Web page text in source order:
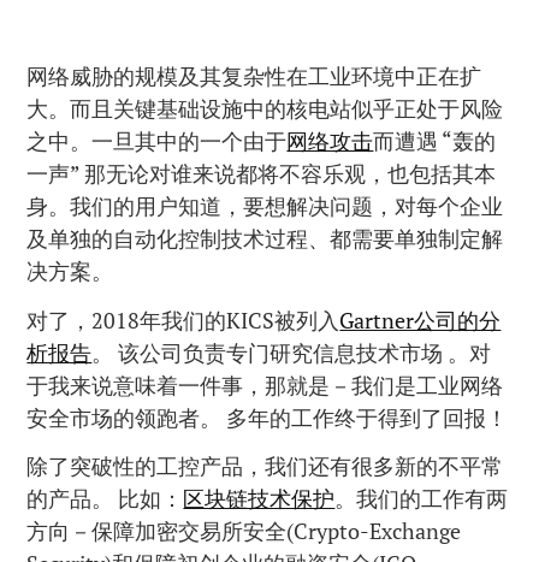
网络威胁的规模及其复杂性在工业环境中正在扩
大。而且关键基础设施中的核电站似乎正处于风险
之中。一旦其中的一个由于网络攻击而遭遇 “轰的
一声” 那无论对谁来说都将不容乐观，也包括其本
身。我们的用户知道，要想解决问题，对每个企业
及单独的自动化控制技术过程、都需要单独制定解
决方案。
对了，2018年我们的KICS被列入 Gartner公司的分
析报告。 该公司负责专门研究信息技术市场 。对
于我来说意味着一件事，那就是－我们是工业网络
安全市场的领跑者。 多年的工作终于得到了回报！
除了突破性的工控产品，我们还有很多新的不平常
的产品。 比如： 区块链技术保护。我们的工作有两
方向－保障加密交易所安全(Crypto-Exchange